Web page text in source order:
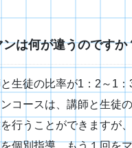
は何が違うのですか
生徒の比率が1：2～1：
コースは、講師と生徒
行うことができますが
個別指導、もう１回を